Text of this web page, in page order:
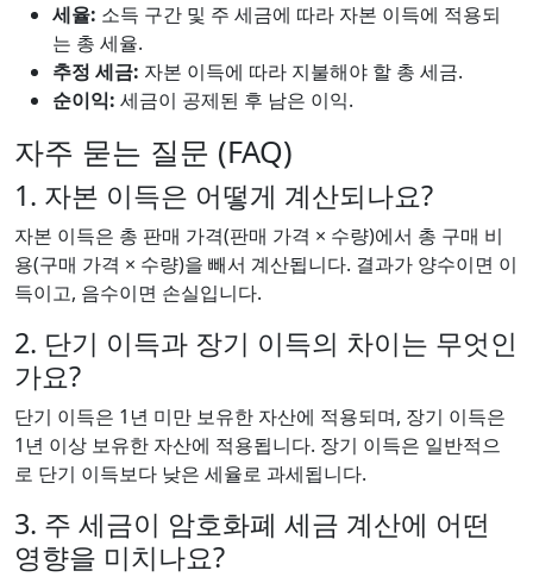
세율: 소득 구간 및 주 세금에 따라 자본 이득에 적용되
는 총 세율.
추정 세금: 자본 이득에 따라 지불해야 할 총 세금.
순이익: 세금이 공제된 후 남은 이익.
자주 묻는 질문 (FAQ)
1. 자본 이득은 어떻게 계산되나요?
자본 이득은 총 판매 가격(판매 가격 × 수량)에서 총 구매 비
용(구매 가격 × 수량)을 빼서 계산됩니다. 결과가 양수이면 이
득이고, 음수이면 손실입니다.
2. 단기 이득과 장기 이득의 차이는 무엇인
가요?
단기 이득은 1년 미만 보유한 자산에 적용되며, 장기 이득은
1년 이상 보유한 자산에 적용됩니다. 장기 이득은 일반적으
로 단기 이득보다 낮은 세율로 과세됩니다.
3. 주 세금이 암호화폐 세금 계산에 어떤
영향을 미치나요?